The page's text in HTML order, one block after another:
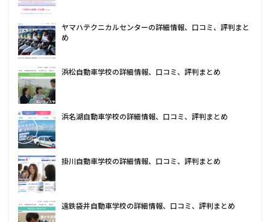
ヤマハテクニカルセンターの詳細情報、口コミ、評判まと
め
浜松自動車学校の詳細情報、口コミ、評判まとめ
浜名湖自動車学校の詳細情報、口コミ、評判まとめ
掛川自動車学校の詳細情報、口コミ、評判まとめ
遠鉄袋井自動車学校の詳細情報、口コミ、評判まとめ